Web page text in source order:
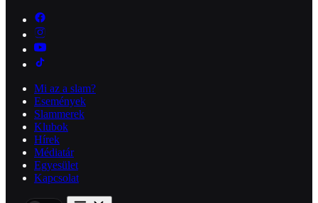
Mi az a slam?
Események
Slammerek
Klubok
Hírek
Médiatár
Egyesület
Kapcsolat